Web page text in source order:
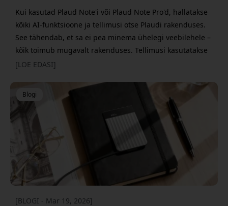
Kui kasutad Plaud Note'i või Plaud Note Pro'd, hallatakse
kõiki AI-funktsioone ja tellimusi otse Plaudi rakenduses.
See tähendab, et sa ei pea minema ühelegi veebilehele –
kõik toimub mugavalt rakenduses. Tellimusi kasutatakse
selliste funktsioonide jaoks nagu laiendatud
kokkuvõtted. Valid ise sobiva taseme, lähtudes sellest, kui
palju sa oma seadet kasutad. Kuidas a
[LOE EDASI]
Blogi
[BLOGI - Mar 19, 2026]